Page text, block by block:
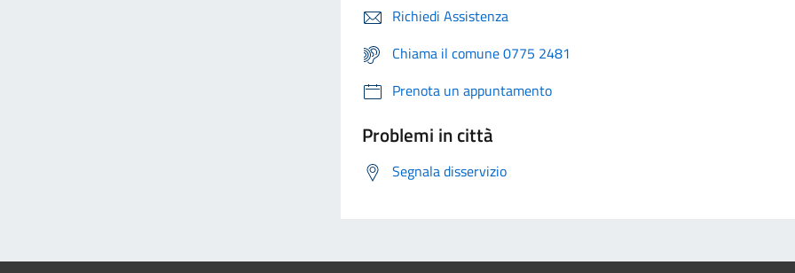
Richiedi Assistenza
Chiama il comune 0775 2481
Prenota un appuntamento
Problemi in città
Segnala disservizio